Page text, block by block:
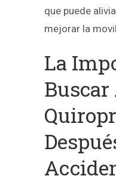
que puede
mejorar la
La